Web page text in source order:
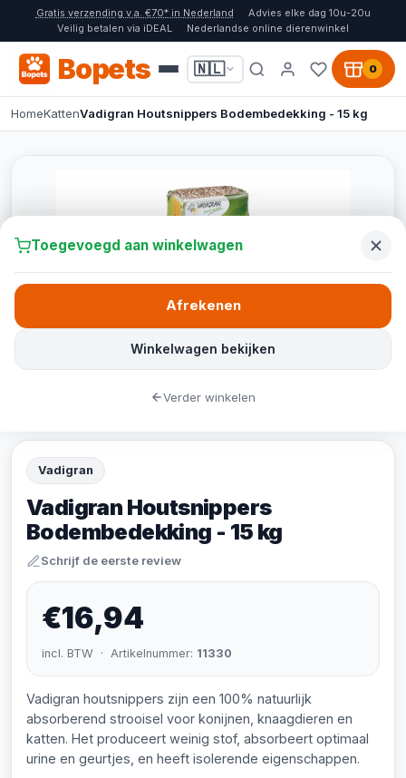
Gratis verzending v.a. €70* in Nederland
Advies elke dag 10u-20u
Veilig betalen via iDEAL
Nederlandse online dierenwinkel
Bopets 🇳🇱 0
HomeKattenVadigran Houtsnippers Bodembedekking - 15 kg
Vadigran
Vadigran Houtsnippers
Bodembedekking - 15 kg
Schrijf de eerste review
€16,94
incl. BTW · Artikelnummer: 11330
Vadigran houtsnippers zijn een 100% natuurlijk
absorberend strooisel voor konijnen, knaagdieren en
katten. Het produceert weinig stof, absorbeert optimaal
urine en geurtjes, en heeft isolerende eigenschappen.
Toegevoegd aan winkelwagen
Winkelwagen bekijken
Afrekenen
Verder winkelen